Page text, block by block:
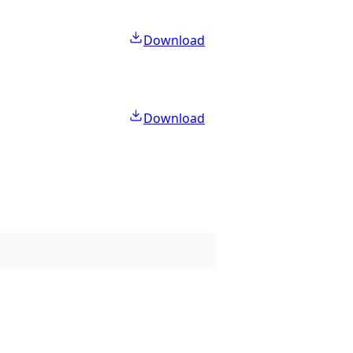
Download
Download